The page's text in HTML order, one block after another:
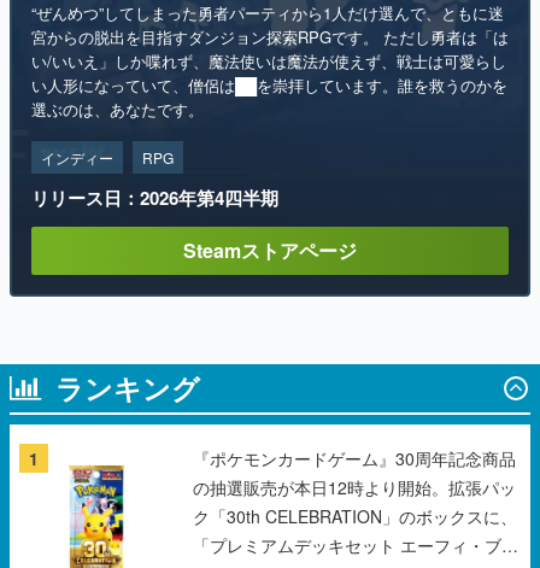
“ぜんめつ”してしまった勇者パーティから1人だけ選んで、ともに迷
宮からの脱出を目指すダンジョン探索RPGです。 ただし勇者は「は
い/いいえ」しか喋れず、魔法使いは魔法が使えず、戦士は可愛らし
い人形になっていて、僧侶は██を崇拝しています。誰を救うのかを
選ぶのは、あなたです。
インディー RPG
リリース日：2026年第4四半期
Steamストアページ
ランキング
1
『ポケモンカードゲーム』30周年記念商品
の抽選販売が本日12時より開始。拡張パッ
ク「30th CELEBRATION」のボックスに、
「プレミアムデッキセット エーフィ・ブラ